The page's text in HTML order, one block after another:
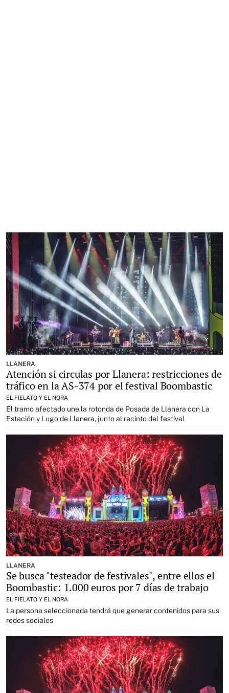
LLANERA
Atención si circulas por Llanera: restricciones de
tráfico en la AS-374 por el festival Boombastic
EL FIELATO Y EL NORA
El tramo afectado une la rotonda de Posada de Llanera con La
Estación y Lugo de Llanera, junto al recinto del festival
LLANERA
Se busca "testeador de festivales", entre ellos el
Boombastic: 1.000 euros por 7 días de trabajo
EL FIELATO Y EL NORA
La persona seleccionada tendrá que generar contenidos para sus
redes sociales